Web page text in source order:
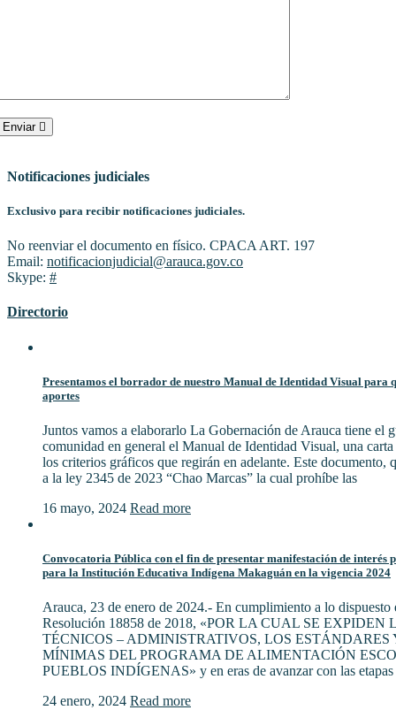
Enviar
Notificaciones judiciales
Exclusivo para recibir notificaciones judiciales.
No reenviar el documento en físico. CPACA ART. 197
Email: notificacionjudicial@arauca.gov.co
Skype: #
Directorio
Presentamos el borrador de nuestro Manual de Identidad Visual para
aportes
Juntos vamos a elaborarlo La Gobernación de Arauca tiene el
comunidad en general el Manual de Identidad Visual, una
los criterios gráficos que regirán en adelante. Este documento,
a la ley 2345 de 2023 “Chao Marcas” la cual prohíbe las
16 mayo, 2024 Read more
Convocatoria Pública con el fin de presentar manifestación de interés
para la Institución Educativa Indígena Makaguán en la vigencia 2024
Arauca, 23 de enero de 2024.- En cumplimiento a lo dispuesto
Resolución 18858 de 2018, «POR LA CUAL SE
TÉCNICOS – ADMINISTRATIVOS, LOS ESTÁNDARES
MÍNIMAS DEL PROGRAMA DE ALIMENTACIÓN
PUEBLOS INDÍGENAS» y en eras de avanzar con las etapas
24 enero, 2024 Read more